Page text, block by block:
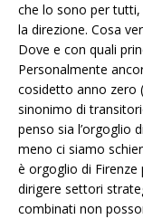
che lo sono per
la direzione. Cosa
Dove e con quali
Personalmente
cosidetto anno zero
sinonimo di
penso sia l’orgoglio
meno ci siamo
è orgoglio di Firenze
dirigere settori
combinati non